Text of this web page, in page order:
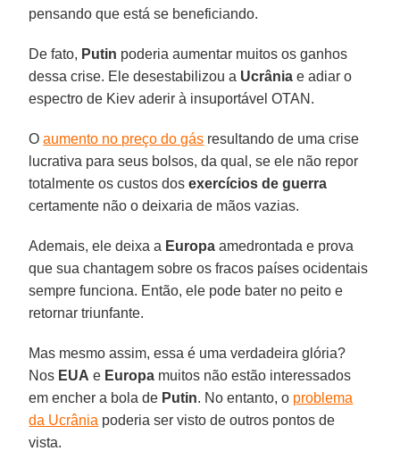
pensando que está se beneficiando.
De fato, Putin poderia aumentar muitos os ganhos
dessa crise. Ele desestabilizou a Ucrânia e adiar o
espectro de Kiev aderir à insuportável OTAN.
Oaumento no preço do gás resultando de uma crise
lucrativa para seus bolsos, da qual, se ele não repor
totalmente os custos dosexercícios de guerra
certamente não o deixaria de mãos vazias.
Ademais, ele deixa a Europa amedrontada e prova
que sua chantagem sobre os fracos países ocidentais
sempre funciona. Então, ele pode bater no peito e
retornar triunfante.
Mas mesmo assim, essa é uma verdadeira glória?
Nos EUA e Europa muitos não estão interessados
em encher a bola de Putin. No entanto, o problema
da Ucrânia poderia ser visto de outros pontos de
vista.